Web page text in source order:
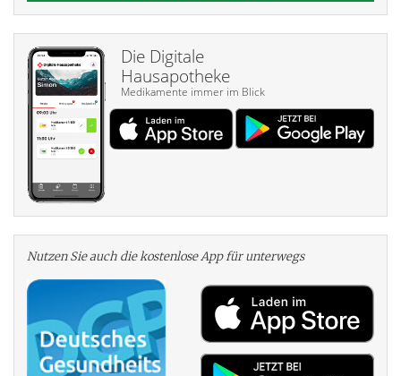
Die Digitale
Hausapotheke
Medikamente immer im Blick
Nutzen Sie auch die kosten­lose App für unterwegs